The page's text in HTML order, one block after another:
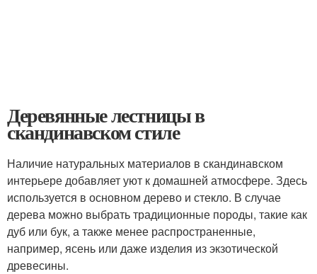
Деревянные лестницы в
скандинавском стиле
Наличие натуральных материалов в скандинавском
интерьере добавляет уют к домашней атмосфере. Здесь
используется в основном дерево и стекло. В случае
дерева можно выбрать традиционные породы, такие как
дуб или бук, а также менее распространенные,
например, ясень или даже изделия из экзотической
древесины.